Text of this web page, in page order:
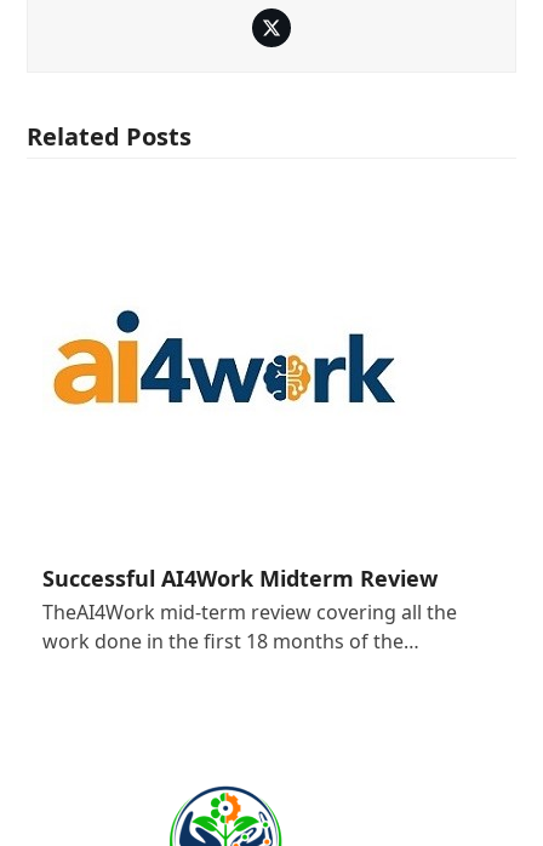
Twitter
Related Posts
Successful AI4Work Midterm Review
TheAI4Work mid-term review covering all the
work done in the first 18 months of the…